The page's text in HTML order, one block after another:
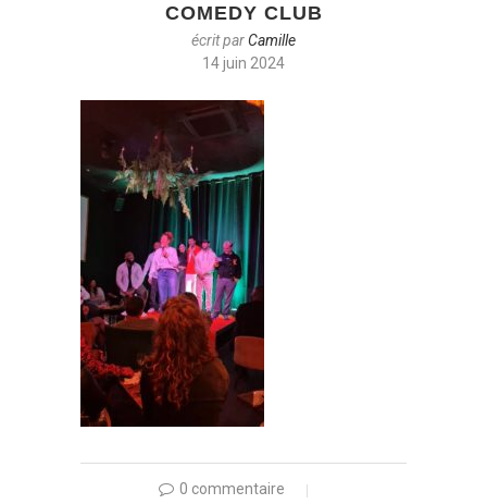
COMEDY CLUB
écrit parCamille
14 juin 2024
0 commentaire